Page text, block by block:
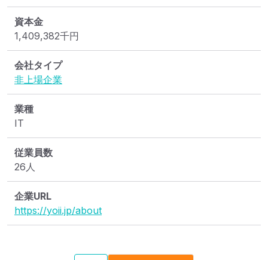
資本金
1,409,382千円
会社タイプ
非上場企業
業種
IT
従業員数
26人
企業URL
https://yoii.jp/about